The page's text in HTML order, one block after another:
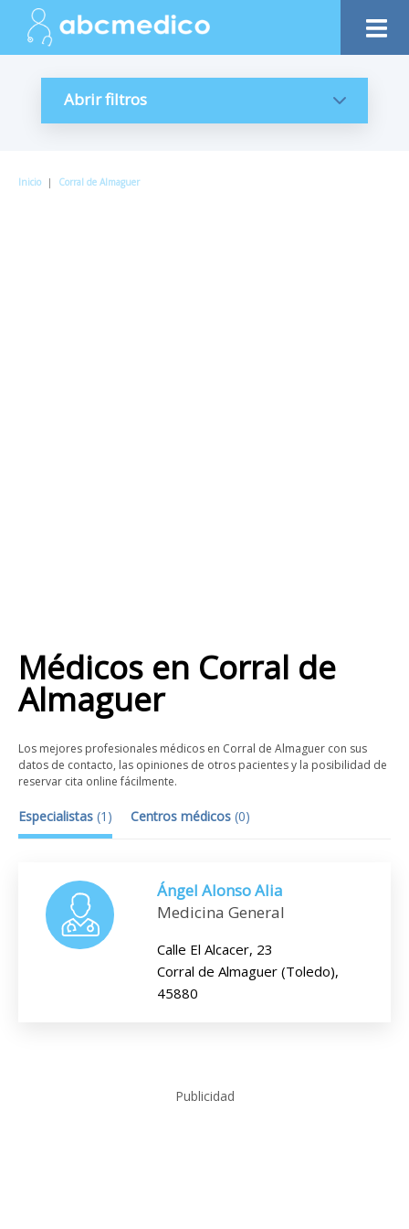
Abrir filtros
Inicio | Corral de Almaguer
Médicos en Corral de
Almaguer
Los mejores profesionales médicos en Corral de Almaguer con sus
datos de contacto, las opiniones de otros pacientes y la posibilidad de
reservar cita online fácilmente.
Especialistas (1 ) Centros médicos (0)
Ángel Alonso Alia
Medicina General
Calle El Alcacer, 23
Corral de Almaguer (Toledo),
45880
Publicidad